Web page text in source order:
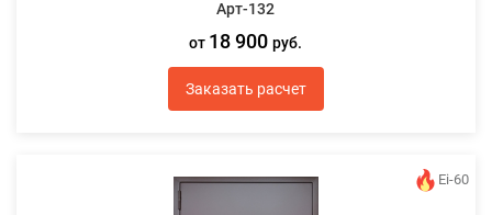
Арт-132
от 18 900руб.
Заказать расчет
Ei-60